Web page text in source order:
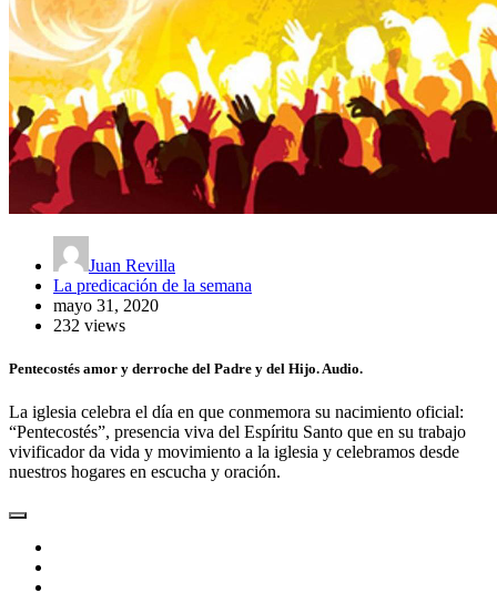
Juan Revilla
La predicación de la semana
mayo 31, 2020
232 views
Pentecostés amor y derroche del Padre y del Hijo. Audio.
La iglesia celebra el día en que conmemora su nacimiento oficial:
“Pentecostés”, presencia viva del Espíritu Santo que en su trabajo
vivificador da vida y movimiento a la iglesia y celebramos desde
nuestros hogares en escucha y oración.